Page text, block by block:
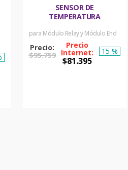
SENSOR DE
TEMPERATURA
para Módulo Relay y Módulo End
$95.759
$81.395
15 %